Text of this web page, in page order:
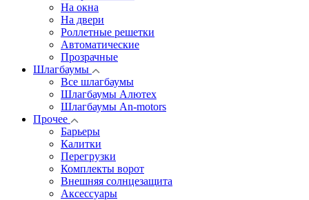
На окна
На двери
Роллетные решетки
Автоматические
Прозрачные
Шлагбаумы
Все шлагбаумы
Шлагбаумы Алютех
Шлагбаумы An-motors
Прочее
Барьеры
Калитки
Перегрузки
Комплекты ворот
Внешняя солнцезащита
Аксессуары